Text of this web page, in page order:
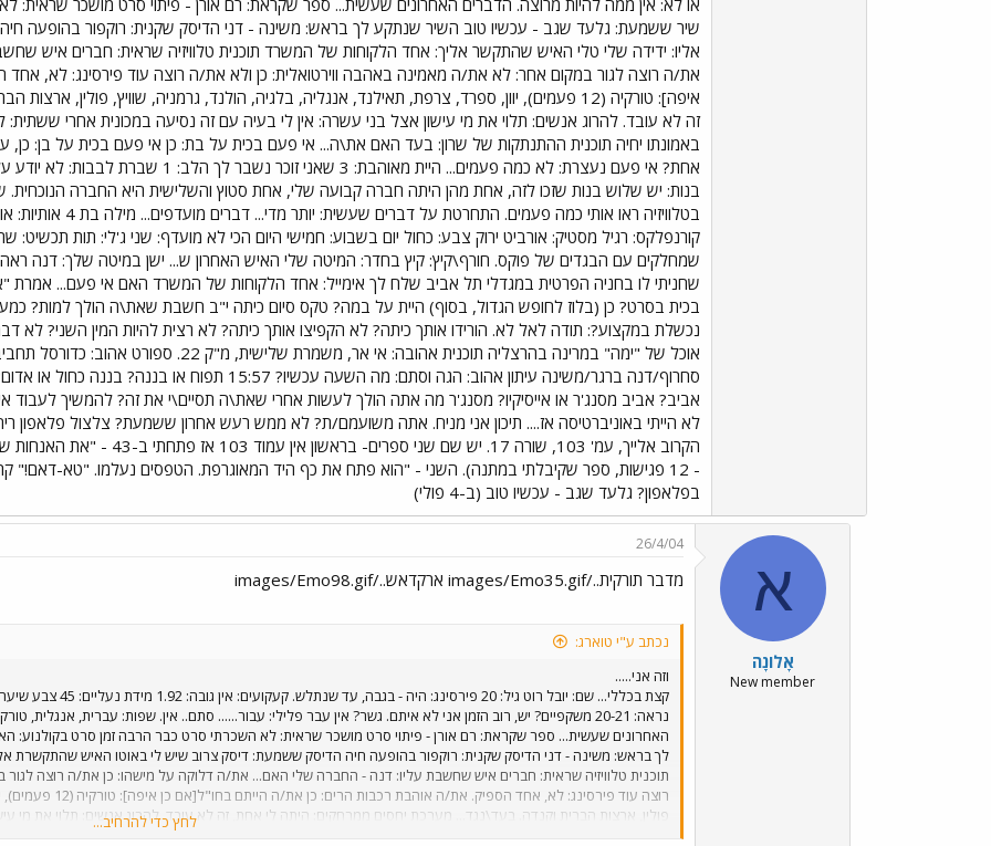
או לא: אין ממה להיות מרוצה. הדברים האחרונים שעשית... ספר שקראת: רם אורן - פיתוי סרט מושכר שראית:
שיר ששמעת: גלעד שגב - עכשיו טוב השיר שנתקע לך בראש: משינה - דני הדיסק שקנית: רוקפור בהופעה
אליו: ידידה שלי טלי האיש שהתקשר אליך: אחד הלקוחות של המשרד תוכנית טלוויזיה שראית: חברים איש
את/ה רוצה לגור במקום אחר: לא את/ה מאמינה באהבה ווירטואלית: כן ולא את/ה רוצה עוד פירסינג: לא,
איפה]: טורקיה (12 פעמים), יוון, ספרד, צרפת, תאילנד, אנגליה, בלגיה, הולנד, גרמניה, שוויץ,
זה לא עובד. להרוג אנשים: תלוי את מי עישון אצל בני עשרה: אין לי בעיה עם זה נסיעה במכונית אחרי
באמונתו יחיה תוכנית ההתנתקות של שרון: בעד האם את\ה... אי פעם בכית על בת: כן אי פעם בכית על בן:
בטלוויזיה ראו אותי
קורנפלקס: רגיל מסטיק: אורביט ירוק צבע: כחול יום בשבוע: חמישי היום הכי לא מועדף: שני ג'לי: תות תכשיט:
שמחלקים עם הבגדים של פוקס. חורף\קיץ: קיץ בחדר: המיטה שלי האיש האחרון ש... ישן במיטה שלך: דנה
שחניתי לו בחניה הפרטית במגדלי תל אביב שלח לך אימייל: אחד הלקוחות של המשרד האם אי פעם... אמרת
בכית בסרט? כן (בלוז לחופש הגדול, בסוף) היית על במה? טקס סיום כיתה י"ב חשבת שאת\ה הולך למות?
נכשלת במקצוע?: תודה לאל לא. הורידו אותך כיתה? לא הקפיצו אותך כיתה? לא רצית להיות המין השני?
אוכל של "ימה" במרינה בהרצליה תוכנית אהובה: אי
סחרוף/דנה ברגר/משינה עיתון אהוב: הגה וסתם: מה השעה
אביב? אביב מסנג'ר או אייסיקיו? מסנג'ר מה אתה הולך לעשות אחרי שאת\ה תסיים\י את זה? להמשיך לעבוד
לא הייתי באוניברטיסה אז.... תיכון אני מניח. אתה משועמם/ת? לא ממש רעש אחרון ששמעת? צלצול
הקרוב אלייך, עמ' 103, שורה 17.
- 12 פגישות, ספר שקיבלתי במתנה). השני - "הוא פתח את כף היד המאוגרפת. הטפסים נעלמו. "טא-דאם!"
בפלאפון? גלעד שגב - עכשיו טוב (ב-4 פולי)
א
אָלוֹנָה
New member
26/4/04
מדבר תורקית../images/Emo35.gif ארקדאש../images/Emo98.gif
נכתב ע"י טוארג:
וזה אני.....
נראה: 20-21 משקפיים? יש, רוב הזמן אני לא איתם. גשר? אין עבר פלילי: עבור...... סתם.. אין. שפות: עברית,
האחרונים שעשית... ספר שקראת: רם אורן - פיתוי סרט מושכר שראית: לא השכרתי סרט כבר הרבה זמן סרט בקולנוע:
לך בראש: משינה - דני הדיסק שקנית: רוקפור בהופעה חיה הדיסק ששמעת: דיסק צרוב שיש לי באוטו האיש שהתקשרת
תוכנית טלוויזיה שראית: חברים איש שחשבת עליו: דנה - החברה שלי האם... את/ה דלוקה על מישהו: כן את/ה רוצה
רוצה עוד פירסינג:
פולין, ארצות הברית וקנדה. בעד\נגד... מערכת יחסים ממרחקים: היתה לי אחת, זה לא עובד. להרוג אנשים: תלוי את מי
לא מערכת יחסים של הומואים\לסביות\ביסקסואלים: איש באמונתו יחיה תוכנית ההתנתקות של שרון: בעד האם את\ה...
לחץ כדי להרחיב...